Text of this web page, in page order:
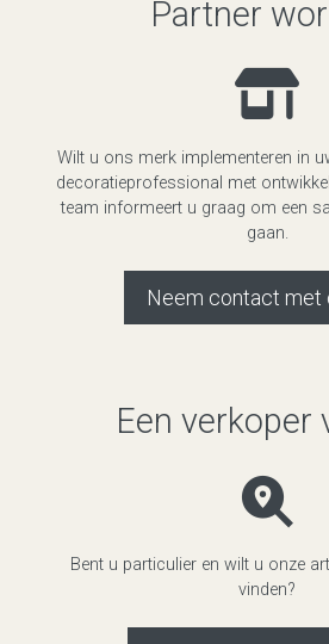
Partner
Wilt u ons merk implementeren in
decoratieprofessional met
team informeert u graag om een
gaan.
Neem contact met
Een verkoper
Bent u particulier en wilt u onze
vinden?